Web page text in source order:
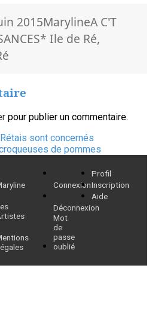
2015Auteur
MarylineCatégories
A C'T
Mots-
* Ile de Ré,
pour publier un commentaire.
sont concernés
de pommes
Connexion
Déconnexion
Mot
de
passe
oublié
Profil
Inscription
Aide